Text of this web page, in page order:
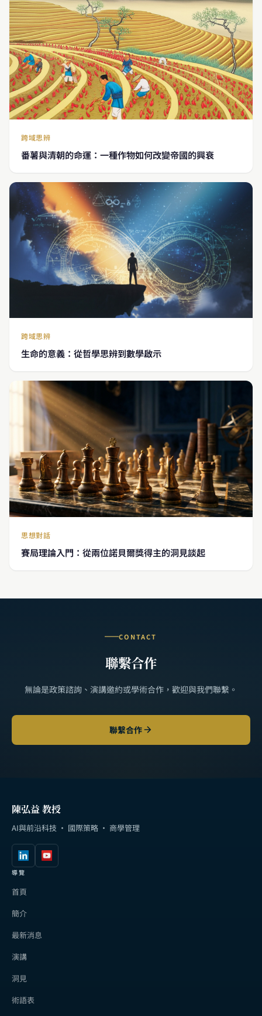
跨域思辨
番薯與清朝的命運：一種作物如何改變帝國的興衰
跨域思辨
生命的意義：從哲學思辨到數學啟示
思想對話
賽局理論入門：從兩位諾貝爾獎得主的洞見談起
CONTACT
聯繫合作
無論是政策諮詢、演講邀約或學術合作，歡迎與我們聯繫。
聯繫合作
陳弘益 教授
AI與前沿科技 · 國際策略 · 商學管理
導覽
首頁
簡介
最新消息
演講
洞見
術語表